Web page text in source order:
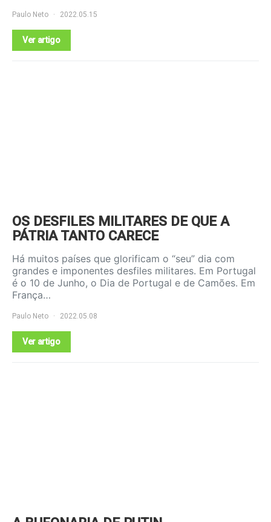
Paulo Neto 2022.05.15
Ver artigo
OS DESFILES MILITARES DE QUE A
PÁTRIA TANTO CARECE
Há muitos países que glorificam o “seu” dia com
grandes e imponentes desfiles militares. Em Portugal
é o 10 de Junho, o Dia de Portugal e de Camões. Em
França…
Paulo Neto 2022.05.08
Ver artigo